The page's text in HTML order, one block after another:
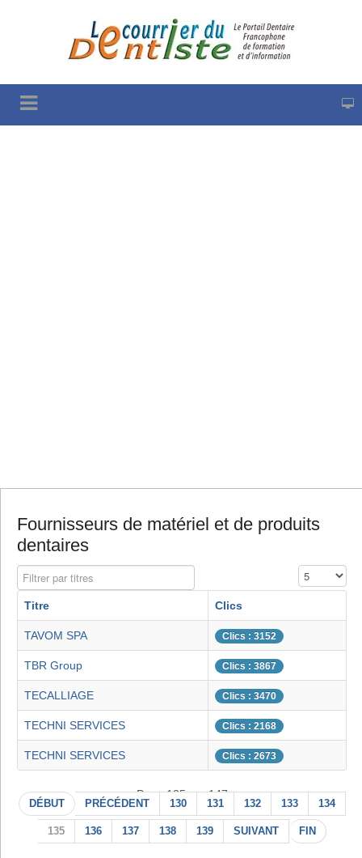
Fournisseurs de matériel et de produits
dentaires
Filtrer par titres Affichage #
Titre Clics
TAVOM SPA Clics : 3152
TBR Group Clics : 3867
TECALLIAGE Clics : 3470
TECHNI SERVICES Clics : 2168
TECHNI SERVICES Clics : 2673
Page 135 sur 147
DÉBUT PRÉCÉDENT 130 131 132 133 134
135 136 137 138 139 SUIVANT FIN